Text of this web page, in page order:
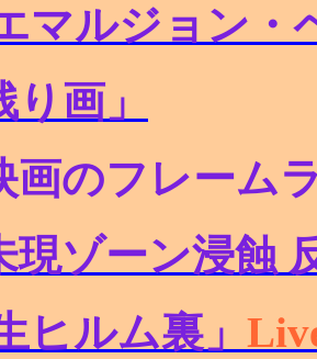
エマルジョン
り画」
画のフレーム
現ゾーン浸蝕
ヒルム裏」